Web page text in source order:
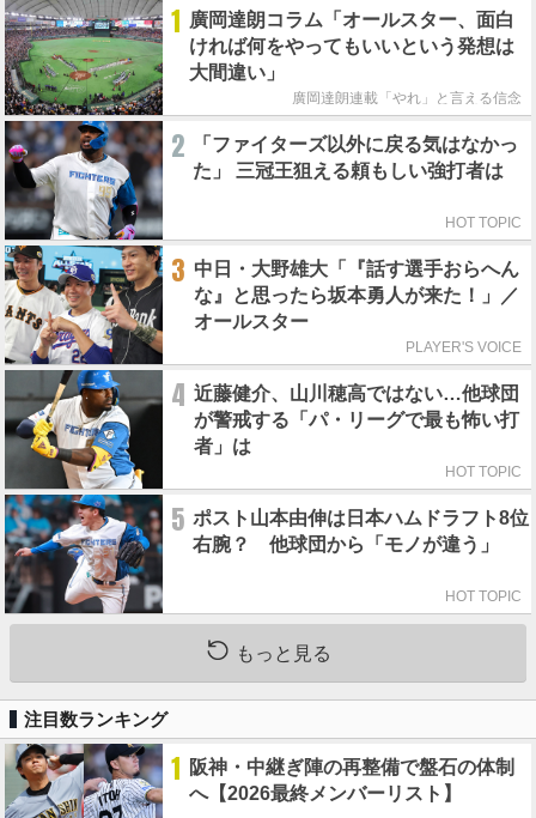
1 廣岡達朗コラム「オールスター、面白
ければ何をやってもいいという発想は
大間違い」
廣岡達朗連載「やれ」と言える信念
2
「ファイターズ以外に戻る気はなかっ
た」 三冠王狙える頼もしい強打者は
HOT TOPIC
3 中日・大野雄大「『話す選手おらへん
な』と思ったら坂本勇人が来た！」／
オールスター
PLAYER'S VOICE
4 近藤健介、山川穂高ではない…他球団
が警戒する「パ・リーグで最も怖い打
者」は
HOT TOPIC
5 ポスト山本由伸は日本ハムドラフト8位
右腕？ 他球団から「モノが違う」
HOT TOPIC
もっと見る
注目数ランキング
1 阪神・中継ぎ陣の再整備で盤石の体制
へ【2026最終メンバーリスト】